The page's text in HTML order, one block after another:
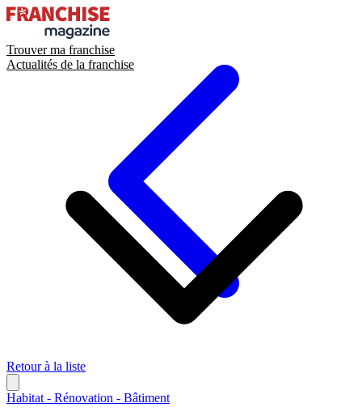
Trouver ma franchise
Actualités de la franchise
Retour à la liste
Habitat - Rénovation - Bâtiment